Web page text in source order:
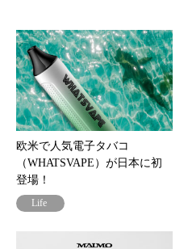
欧米で人気電子タバコ
（WHATSVAPE）が日本に初
登場！
Life